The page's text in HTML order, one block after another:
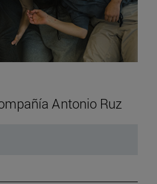
Antonio Ruz